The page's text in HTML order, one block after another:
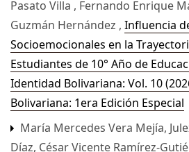
Pasato Villa , Fernando Enrique
Guzmán Hernández , Influencia
Socioemocionales en la
Estudiantes de 10° Año de
Identidad Bolivariana: Vol. 10
Bolivariana: 1era Edición Especial
María Mercedes Vera Mejía,
Díaz, César Vicente Ramírez-